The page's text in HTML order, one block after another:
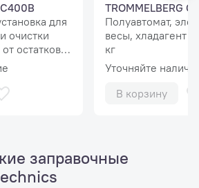
для
очистки
остатков
TROMMELBERG
Полуавтомат,
весы, хладагент
кг
Уточняйте
В корзину
заправочные